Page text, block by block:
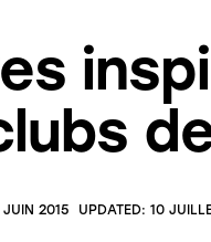
JUIN 2015 UPDATED: 10